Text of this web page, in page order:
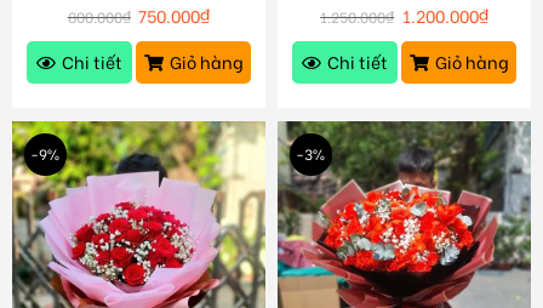
800.000₫ 750.000₫
Chi tiết
Giỏ hàng
1.250.000₫ 1.200.000₫
Chi tiết
Giỏ hàng
-9% -3%